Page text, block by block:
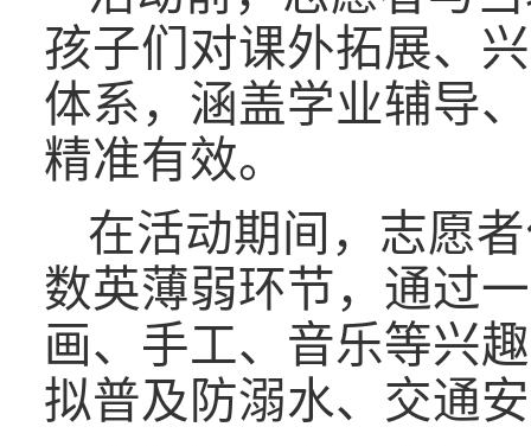
孩子们对课外拓展、
体系，涵盖学业辅导
精准有效。
在活动期间，志愿
数英薄弱环节，通过
画、手工、音乐等兴
拟普及防溺水、交通